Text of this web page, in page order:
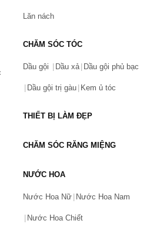
lông đá tro núi lửa innisfree
Cream
Jeju Pomegranate Revitalizing
Green Tea Seed Serum
mắt trà xanh Innisfree Green
đen Innisfree Black Tea Youth
Jeju Orchid Eye Cream
Lăn nách
CHĂM SÓC TÓC
Dầu gội Dầu xả Dầu gội phủ bạc
Dầu gội trị gàu Kem ủ tóc
THIẾT BỊ LÀM ĐẸP
CHĂM SÓC RĂNG MIỆNG
NƯỚC HOA
Nước Hoa Nữ Nước Hoa Nam
Nước Hoa Chiết